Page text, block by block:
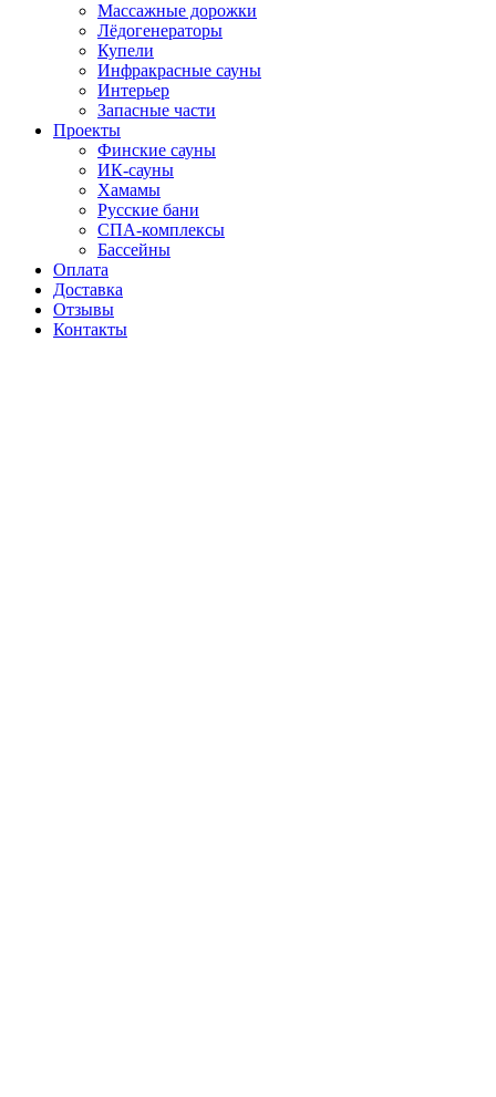
Массажные дорожки
Лёдогенераторы
Купели
Инфракрасные сауны
Интерьер
Запасные части
Проекты
Финские сауны
ИК-сауны
Хамамы
Русские бани
СПА-комплексы
Бассейны
Оплата
Доставка
Отзывы
Контакты